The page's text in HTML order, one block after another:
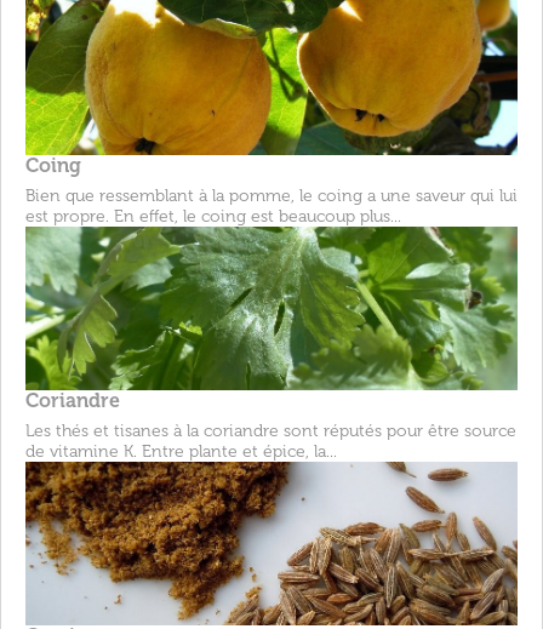
Coing
Bien que ressemblant à la pomme, le coing a une saveur qui lui
est propre. En effet, le coing est beaucoup plus...
Coriandre
Les thés et tisanes à la coriandre sont réputés pour être source
de vitamine K. Entre plante et épice, la...